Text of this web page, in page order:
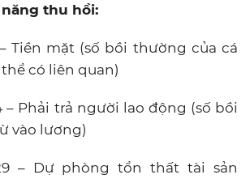
thu hồi:
– Tiền mặt (số bồi thường của cá
có liên quan)
– Phải trả người lao động (số bồi
vào lương)
– Dự phòng tổn thất tài sản